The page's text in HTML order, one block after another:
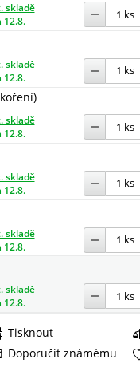
skladě
12.8.
skladě
12.8.
skladě
12.8.
skladě
12.8.
skladě
12.8.
skladě
12.8.
Doporučit známému
Tisknout